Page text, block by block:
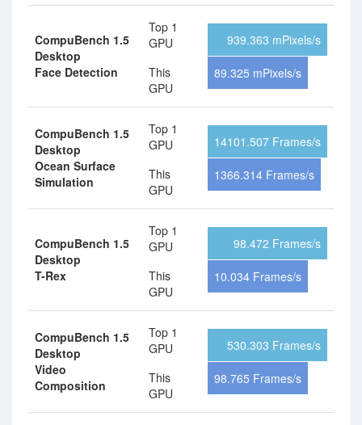
CompuBench 1.5
Desktop
Face Detection
Top 1
GPU
This
GPU
939.363 mPixels/s
89.325 mPixels/s
CompuBench 1.5
Desktop
Ocean Surface
Simulation
Top 1
GPU
This
GPU
14101.507 Frames/s
1366.314 Frames/s
CompuBench 1.5
Desktop
T-Rex
Top 1
GPU
This
GPU
98.472 Frames/s
10.034 Frames/s
CompuBench 1.5
Desktop
Video
Composition
Top 1
GPU
This
GPU
530.303 Frames/s
98.765 Frames/s